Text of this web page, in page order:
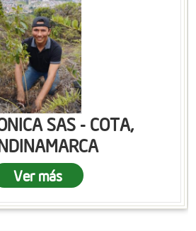
SAS - COTA,
Ver más